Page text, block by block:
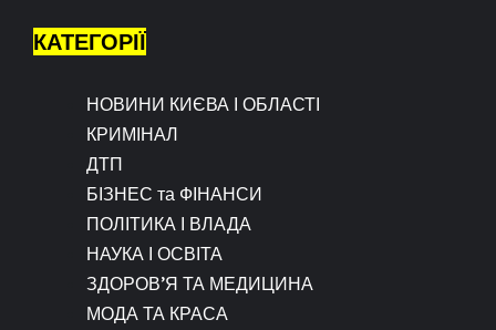
КАТЕГОРІЇ
НОВИНИ КИЄВА І ОБЛАСТІ
КРИМІНАЛ
ДТП
БІЗНЕС та ФІНАНСИ
ПОЛІТИКА І ВЛАДА
НАУКА І ОСВІТА
ЗДОРОВ’Я ТА МЕДИЦИНА
МОДА ТА КРАСА